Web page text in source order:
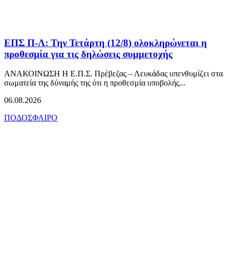
ΕΠΣ Π-Λ: Την Τετάρτη (12/8) ολοκληρώνεται η
προθεσμία για τις δηλώσεις συμμετοχής
ΑΝΑΚΟΙΝΩΣΗ Η Ε.Π.Σ. Πρέβεζας – Λευκάδας υπενθυμίζει στα
σωματεία της δύναμής της ότι η προθεσμία υποβολής...
06.08.2026
ΠΟΔΟΣΦΑΙΡΟ